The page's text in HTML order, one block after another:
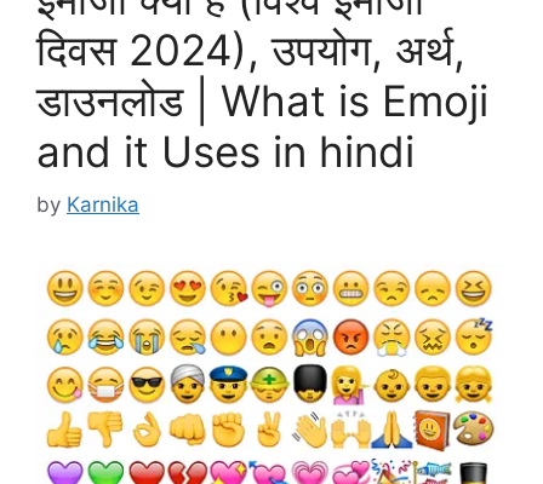
दिवस 2024), उपयोग, अर्थ,
डाउनलोड | What is Emoji
and it Uses in hindi
by Karnika